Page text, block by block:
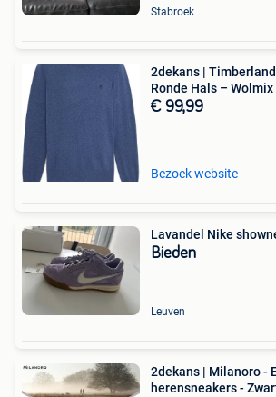
Stabroek
2dekans |
Ronde Hals – Wolmix
€ 99,99
Bezoek website
Lavandel Nike
Bieden
Leuven
2dekans | Milanoro -
herensneakers -